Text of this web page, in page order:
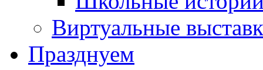
Виртуальные
Празднуем